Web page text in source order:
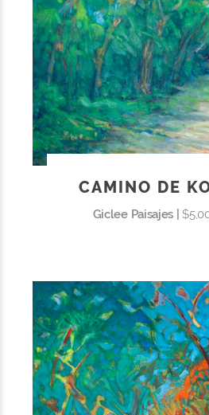
CAMINO DE
Giclee Paisajes |